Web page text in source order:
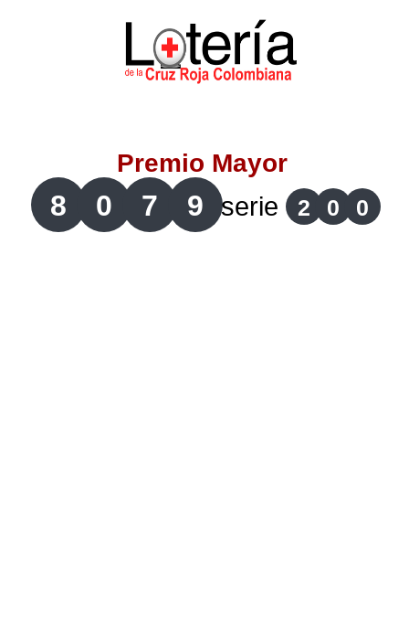
Lotería de Risaralda
Lotería de Santander
Lotería del Cauca
Premio Mayor
8 0 7 9 serie 2 0 0